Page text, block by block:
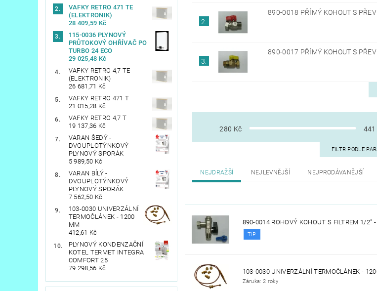
VAFKY RETRO 471 TE
(ELEKTRONIK)
28 409,59 Kč
115-0036 PLYNOVÝ
PRŮTOKOVÝ OHŘÍVAČ PO
TURBO 24 ECO
29 025,48 Kč
VAFKY RETRO 4,7 TE
(ELEKTRONIK)
26 681,71 Kč
VAFKY RETRO 471 T
21 015,28 Kč
VAFKY RETRO 4,7 T
19 137,36 Kč
VARAN ŠEDÝ -
DVOUPLOTÝNKOVÝ
PLYNOVÝ SPORÁK
5 989,50 Kč
VARAN BÍLÝ -
DVOUPLOTÝNKOVÝ
PLYNOVÝ SPORÁK
7 562,50 Kč
103-0030 UNIVERZÁLNÍ
TERMOČLÁNEK - 1200
MM
412,61 Kč
PLYNOVÝ KONDENZAČNÍ
KOTEL TERMET INTEGRA
COMFORT 25
79 298,56 Kč
2.
890-0018 PŘÍMÝ KOHOUT S
3.
890-0017 PŘÍMÝ KOHOUT S
280 Kč 441
FILTR PODLE
NEJDRAŽŠÍ NEJLEVNĚJŠÍ NEJPRODÁVANĚJŠÍ
890-0014 ROHOVÝ KOHOUT S FILTREM 1/2"
TIP
103-0030 UNIVERZÁLNÍ TERMOČLÁNEK -
Záruka: 2 roky